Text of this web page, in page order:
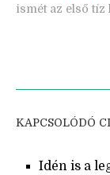
ismét az első tíz
KAPCSOLÓDÓ
Idén is a